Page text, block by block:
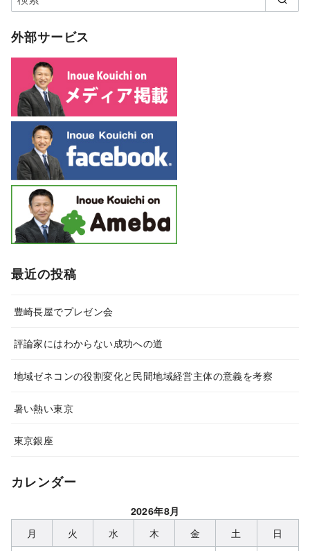
外部サービス
最近の投稿
豊崎長屋でプレゼン会
評論家にはわからない成功への道
地域ゼネコンの役割変化と民間地域経営主体の意義を考察
暑い熱い東京
東京銀座
カレンダー
2026年8月
月 火 水 木 金 土
日